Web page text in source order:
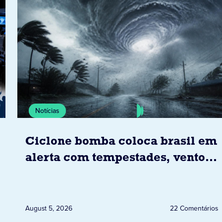
Notícias
Ciclone bomba coloca brasil em
alerta com tempestades, ventos
August 5, 2026 22 Comentários